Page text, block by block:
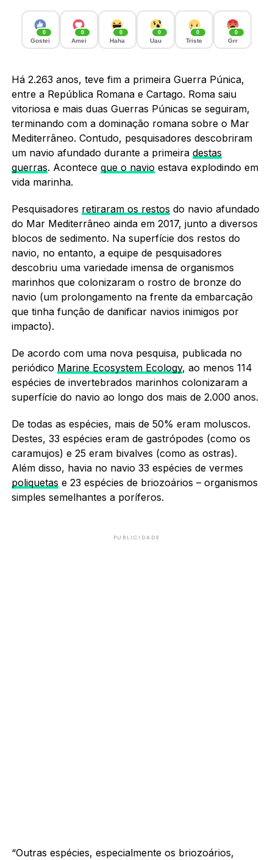
0
Gostei
0
Amei
0
Haha
0
Uau
0
Triste
0
Grr
Há 2.263 anos, teve fim a primeira Guerra Púnica,
entre a República Romana e Cartago. Roma saiu
vitoriosa e mais duas Guerras Púnicas se seguiram,
terminando com a dominação romana sobre o Mar
Mediterrâneo. Contudo, pesquisadores descobriram
um navio afundado durante a primeira destas
guerras. Acontece que o navio estava explodindo em
vida marinha.
Pesquisadores retiraram os restos do navio afundado
do Mar Mediterrâneo ainda em 2017, junto a diversos
blocos de sedimento. Na superfície dos restos do
navio, no entanto, a equipe de pesquisadores
descobriu uma variedade imensa de organismos
marinhos que colonizaram o rostro de bronze do
navio (um prolongamento na frente da embarcação
que tinha função de danificar navios inimigos por
impacto).
De acordo com uma nova pesquisa, publicada no
periódico Marine Ecosystem Ecology, ao menos 114
espécies de invertebrados marinhos colonizaram a
superfície do navio ao longo dos mais de 2.000 anos.
De todas as espécies, mais de 50% eram moluscos.
Destes, 33 espécies eram de gastrópodes (como os
caramujos) e 25 eram bivalves (como as ostras).
Além disso, havia no navio 33 espécies de vermes
poliquetas e 23 espécies de briozoários – organismos
simples semelhantes a poríferos.
PUBLICIDADE
“Outras espécies, especialmente os briozoários,